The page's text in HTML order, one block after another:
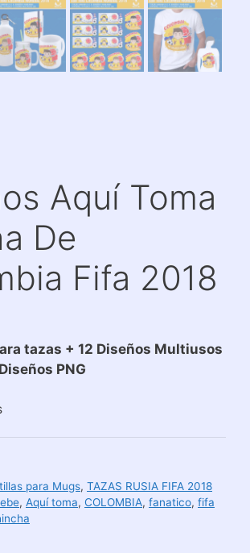
Aquí Toma
De
Fifa 2018
tazas + 12 Diseños Multiusos
PNG
para Mugs, TAZAS RUSIA FIFA 2018
, Aquí toma, COLOMBIA, fanatico, fifa